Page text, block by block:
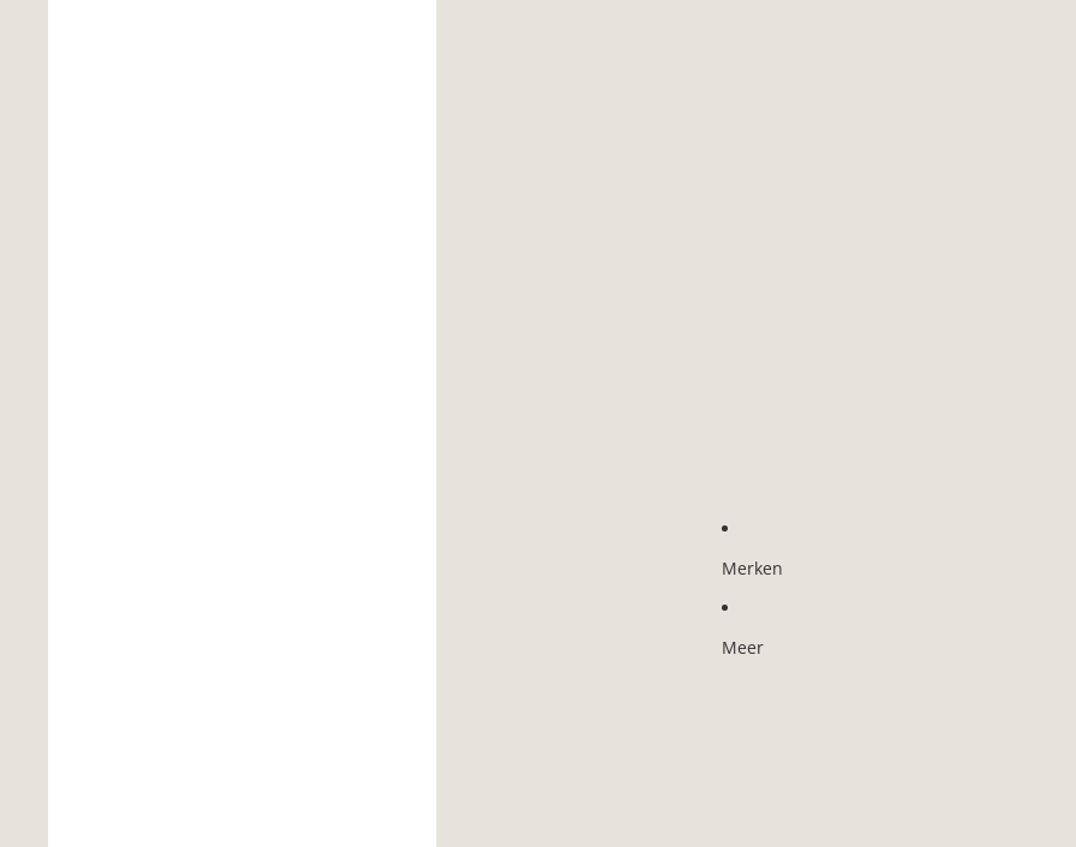
Merken
Meer